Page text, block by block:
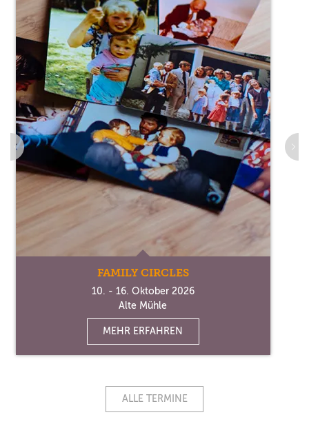
FAMILY CIRCLES
10. - 16. Oktober 2026
Alte Mühle
MEHR ERFAHREN
ALLE TERMINE